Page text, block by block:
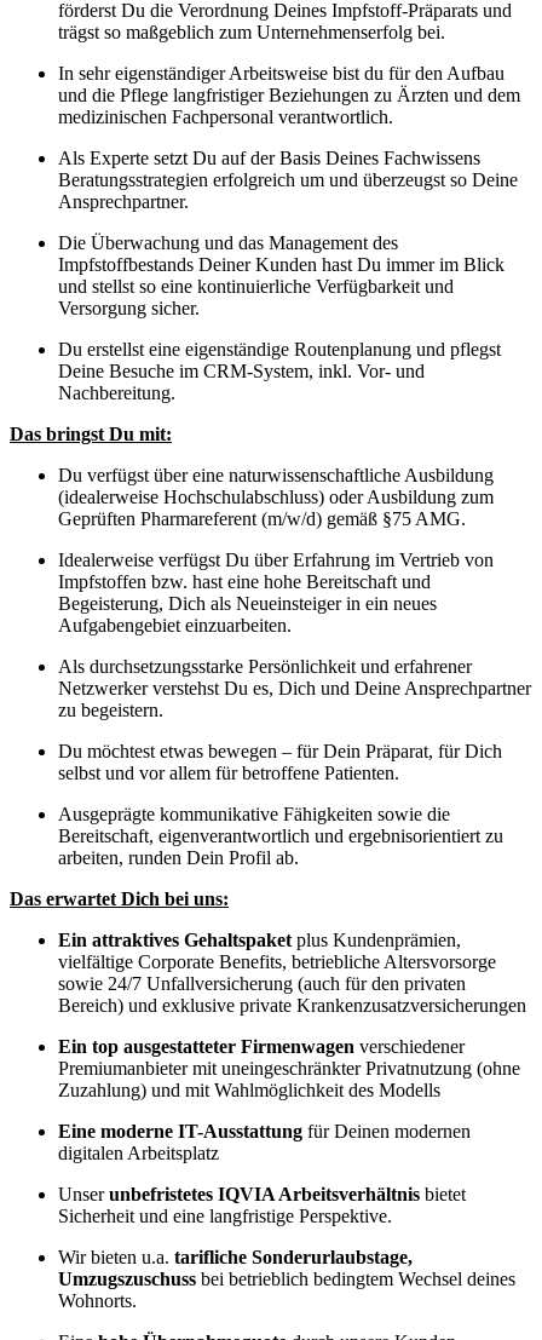
förderst Du die Verordnung Deines Impfstoff-Präparats und
trägst so maßgeblich zum Unternehmenserfolg bei.
In sehr eigenständiger Arbeitsweise bist du für den Aufbau
und die Pflege langfristiger Beziehungen zu Ärzten und dem
medizinischen Fachpersonal verantwortlich.
Als Experte setzt Du auf der Basis Deines Fachwissens
Beratungsstrategien erfolgreich um und überzeugst so Deine
Ansprechpartner.
Die Überwachung und das Management des
Impfstoffbestands Deiner Kunden hast Du immer im Blick
und stellst so eine kontinuierliche Verfügbarkeit und
Versorgung sicher.
Du erstellst eine eigenständige Routenplanung und pflegst
Deine Besuche im CRM-System, inkl. Vor- und
Nachbereitung.
Das bringst Du mit:
Du verfügst über eine naturwissenschaftliche Ausbildung
(idealerweise Hochschulabschluss) oder Ausbildung zum
Geprüften Pharmareferent (m/w/d) gemäß §75 AMG.
Idealerweise verfügst Du über Erfahrung im Vertrieb von
Impfstoffen bzw. hast eine hohe Bereitschaft und
Begeisterung, Dich als Neueinsteiger in ein neues
Aufgabengebiet einzuarbeiten.
Als durchsetzungsstarke Persönlichkeit und erfahrener
Netzwerker verstehst Du es, Dich und Deine Ansprechpartner
zu begeistern.
Du möchtest etwas bewegen – für Dein Präparat, für Dich
selbst und vor allem für betroffene Patienten.
Ausgeprägte kommunikative Fähigkeiten sowie die
Bereitschaft, eigenverantwortlich und ergebnisorientiert zu
arbeiten, runden Dein Profil ab.
Das erwartet Dich bei uns:
Ein attraktives Gehaltspaket plus Kundenprämien,
vielfältige Corporate Benefits, betriebliche Altersvorsorge
sowie 24/7 Unfallversicherung (auch für den privaten
Bereich) und exklusive private Krankenzusatzversicherungen
Ein top ausgestatteter Firmenwagen verschiedener
Premiumanbieter mit uneingeschränkter Privatnutzung (ohne
Zuzahlung) und mit Wahlmöglichkeit des Modells
Eine moderne IT-Ausstattung für Deinen modernen
digitalen Arbeitsplatz
Unserunbefristetes IQVIA Arbeitsverhältnis bietet
Sicherheit und eine langfristige Perspektive.
Wir bieten u.a. tarifliche Sonderurlaubstage,
Umzugszuschuss bei betrieblich bedingtem Wechsel deines
Wohnorts.